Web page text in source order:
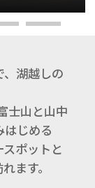
湖越しの
士山と山中
じめる
スポットと
ます。